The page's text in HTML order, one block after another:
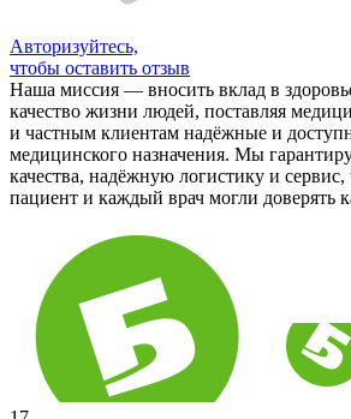
Авторизуйтесь,
чтобы оставить отзыв
Наша миссия — вносить вклад в
качество жизни людей, поставляя
и частным клиентам надёжные и
медицинского назначения. Мы
качества, надёжную логистику и
пациент и каждый врач могли доверять